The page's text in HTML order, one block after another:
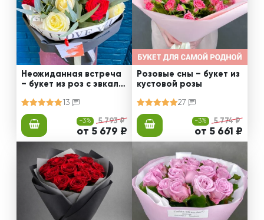
Неожиданная встреча
– букет из роз с эвкали
13
-3% 5 793 ₽
от 5 679 ₽
Розовые сны – букет из
кустовой розы
27
-3% 5 774 ₽
от 5 661 ₽